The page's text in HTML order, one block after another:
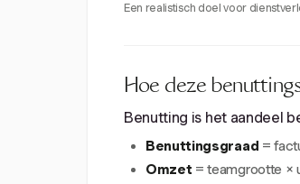
Een realistisch doel voor
Hoe deze
Benutting is het aandeel
Benuttingsgraad =
Omzet = teamgrootte ×